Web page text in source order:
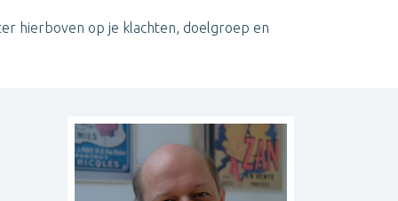
hierboven op je klachten, doelgroep en